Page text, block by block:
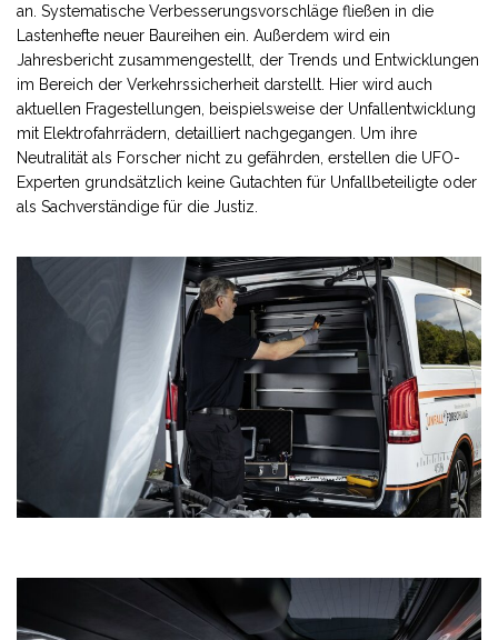
an. Systematische Verbesserungsvorschläge fließen in die
Lastenhefte neuer Baureihen ein. Außerdem wird ein
Jahresbericht zusammengestellt, der Trends und Entwicklungen
im Bereich der Verkehrssicherheit darstellt. Hier wird auch
aktuellen Fragestellungen, beispielsweise der Unfallentwicklung
mit Elektrofahrrädern, detailliert nachgegangen. Um ihre
Neutralität als Forscher nicht zu gefährden, erstellen die UFO-
Experten grundsätzlich keine Gutachten für Unfallbeteiligte oder
als Sachverständige für die Justiz.